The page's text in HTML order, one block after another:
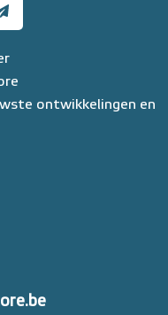
ontwikkelingen en